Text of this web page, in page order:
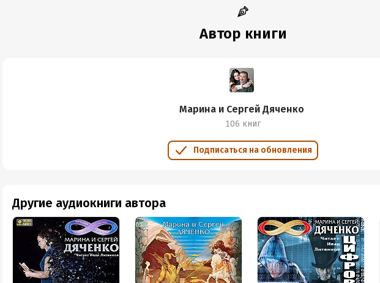
Автор книги
Марина и Сергей Дяченко
106 книг
Подписаться на обновления
Другие аудиокниги автора